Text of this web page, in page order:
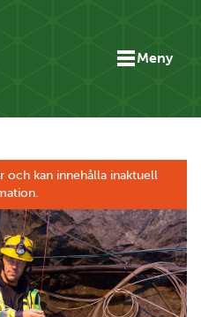
Meny
och kan innehålla inaktuell